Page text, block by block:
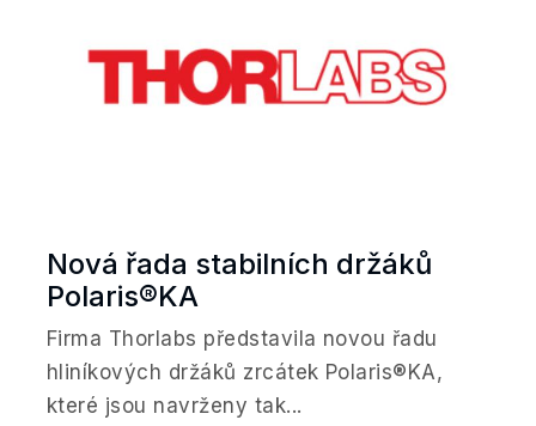
Nová řada stabilních držáků
Polaris®KA
Firma Thorlabs představila novou řadu
hliníkových držáků zrcátek Polaris®KA,
které jsou navrženy tak...